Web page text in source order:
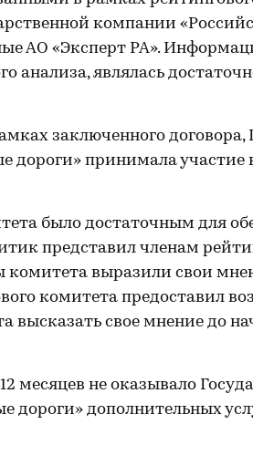
компании
АО «Эксперт РА».
анализа, являлась
заключенного договора,
дороги» принимала участие
было достаточным для
представил членам
комитета выразили свои
комитета предоставил
высказать свое мнение до
месяцев не оказывало
дороги» дополнительных